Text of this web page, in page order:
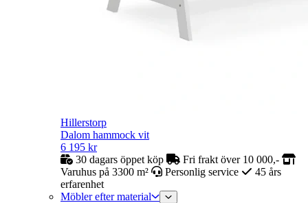
Hillerstorp
Dalom hammock vit
6 195 kr
30 dagars öppet köp
Fri frakt över 10 000,-
Varuhus på 3300 m²
Personlig service
45 års
erfarenhet
Möbler efter material